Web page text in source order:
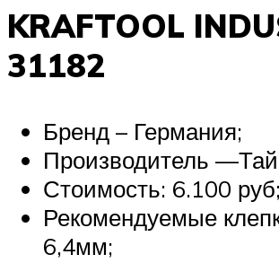
KRAFTOOL
31182
Бренд – Германия;
Производитель
Стоимость: 6.100 руб;
Рекомендуемые
6,4мм;